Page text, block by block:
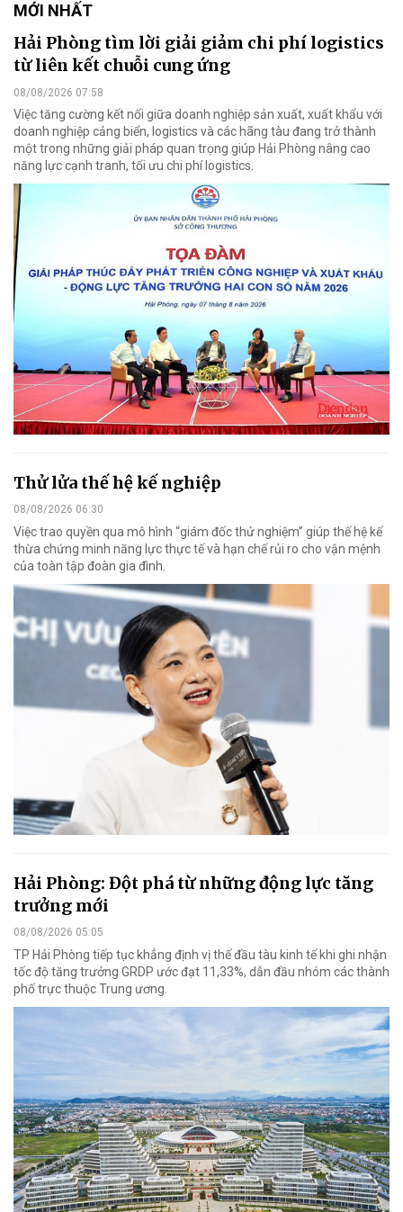
MỚI NHẤT
Hải Phòng tìm lời giải giảm chi phí logistics
từ liên kết chuỗi cung ứng
08/08/2026 07:58
Việc tăng cường kết nối giữa doanh nghiệp sản xuất, xuất khẩu với
doanh nghiệp cảng biển, logistics và các hãng tàu đang trở thành
một trong những giải pháp quan trọng giúp Hải Phòng nâng cao
năng lực cạnh tranh, tối ưu chi phí logistics.
Thử lửa thế hệ kế nghiệp
08/08/2026 06:30
Việc trao quyền qua mô hình “giám đốc thử nghiệm” giúp thế hệ kế
thừa chứng minh năng lực thực tế và hạn chế rủi ro cho vận mệnh
của toàn tập đoàn gia đình.
Hải Phòng: Đột phá từ những động lực tăng
trưởng mới
08/08/2026 05:05
TP Hải Phòng tiếp tục khẳng định vị thế đầu tàu kinh tế khi ghi nhận
tốc độ tăng trưởng GRDP ước đạt 11,33%, dẫn đầu nhóm các thành
phố trực thuộc Trung ương.